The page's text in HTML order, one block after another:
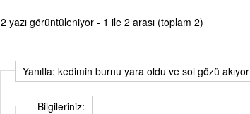
2 yazı görüntüleniyor - 1 ile 2 arası (toplam 2)
Yanıtla: kedimin burnu yara oldu ve sol gözü akıyor
Bilgileriniz: